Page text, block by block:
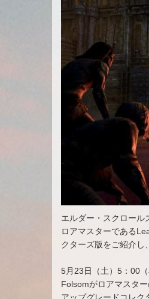
エルダー・スクロール
ロアマスターである
クターズ版をご紹介し
5月23日（土）5：00
Folsomがロアマスタ